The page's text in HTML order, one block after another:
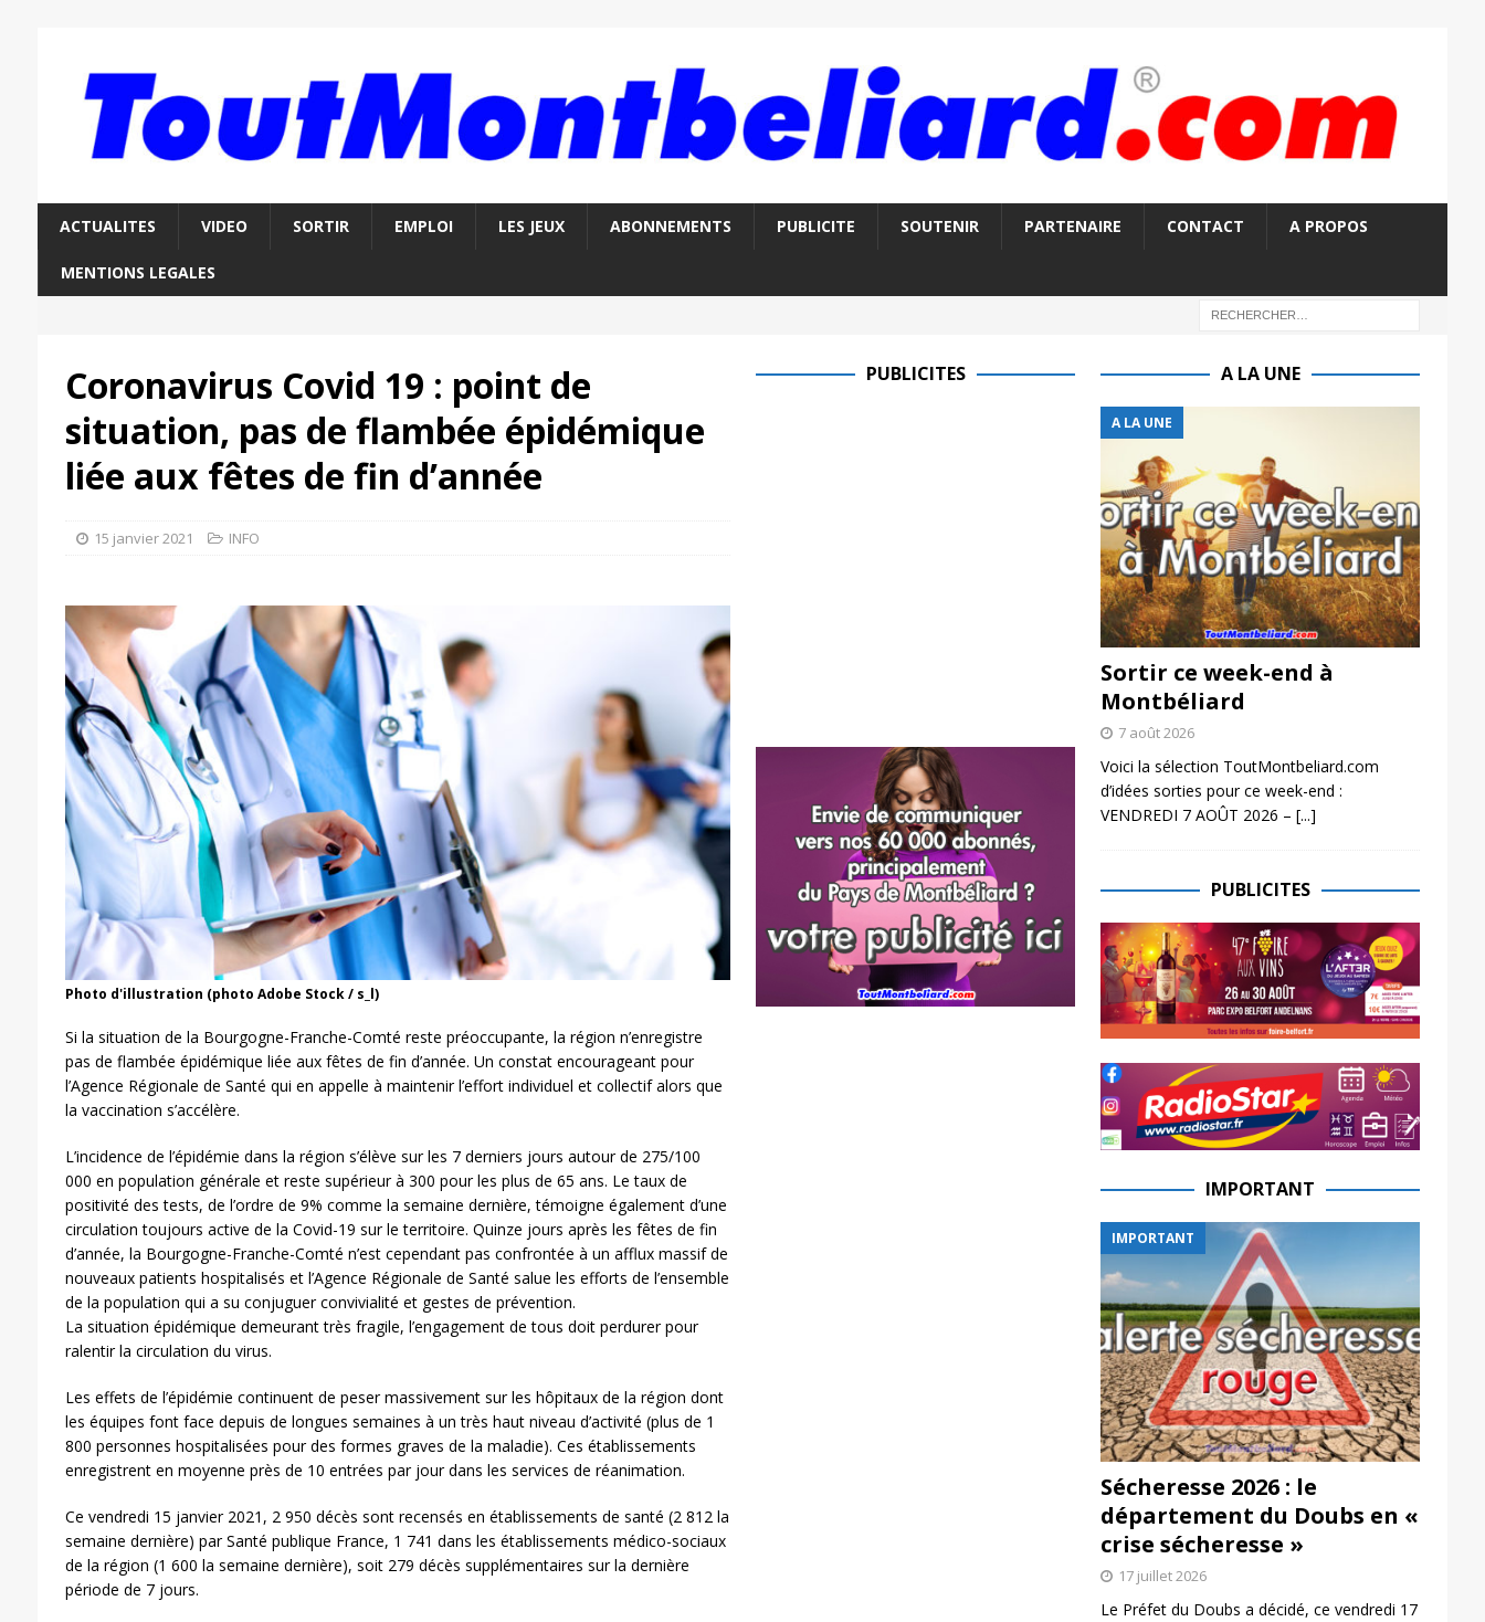
ACTUALITES VIDEO SORTIR EMPLOI LES JEUX ABONNEMENTS PUBLICITE SOUTENIR PARTENAIRE CONTACT A PROPOS
MENTIONS LEGALES
Coronavirus Covid 19 : point de
situation, pas de flambée épidémique
liée aux fêtes de fin d’année
15 janvier 2021 INFO
Photo d'illustration (photo Adobe Stock / s_l)
Si la situation de la Bourgogne-Franche-Comté reste préoccupante, la région n’enregistre
pas de flambée épidémique liée aux fêtes de fin d’année. Un constat encourageant pour
l’Agence Régionale de Santé qui en appelle à maintenir l’effort individuel et collectif alors que
la vaccination s’accélère.
L’incidence de l’épidémie dans la région s’élève sur les 7 derniers jours autour de 275/100
000 en population générale et reste supérieur à 300 pour les plus de 65 ans. Le taux de
positivité des tests, de l’ordre de 9% comme la semaine dernière, témoigne également d’une
circulation toujours active de la Covid-19 sur le territoire. Quinze jours après les fêtes de fin
d’année, la Bourgogne-Franche-Comté n’est cependant pas confrontée à un afflux massif de
nouveaux patients hospitalisés et l’Agence Régionale de Santé salue les efforts de l’ensemble
de la population qui a su conjuguer convivialité et gestes de prévention.
La situation épidémique demeurant très fragile, l’engagement de tous doit perdurer pour
ralentir la circulation du virus.
Les effets de l’épidémie continuent de peser massivement sur les hôpitaux de la région dont
les équipes font face depuis de longues semaines à un très haut niveau d’activité (plus de 1
800 personnes hospitalisées pour des formes graves de la maladie). Ces établissements
enregistrent en moyenne près de 10 entrées par jour dans les services de réanimation.
Ce vendredi 15 janvier 2021, 2 950 décès sont recensés en établissements de santé (2 812 la
semaine dernière) par Santé publique France, 1 741 dans les établissements médico-sociaux
de la région (1 600 la semaine dernière), soit 279 décès supplémentaires sur la dernière
période de 7 jours.
PUBLICITES A LA UNE
A LA UNE
Sortir ce week-end à
Montbéliard
7 août 2026
Voici la sélection ToutMontbeliard.com
d’idées sorties pour ce week-end :
VENDREDI 7 AOÛT 2026 – [...]
PUBLICITES
IMPORTANT
IMPORTANT
Sécheresse 2026 : le
département du Doubs en «
crise sécheresse »
17 juillet 2026
Le Préfet du Doubs a décidé, ce vendredi 17